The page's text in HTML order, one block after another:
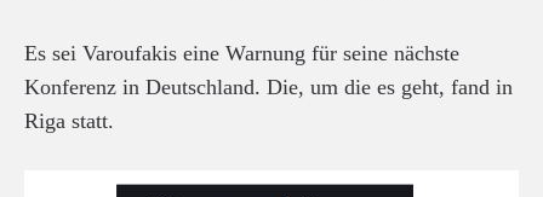
Es sei Varoufakis eine Warnung für seine nächste
Konferenz in Deutschland. Die, um die es geht, fand in
Riga statt.